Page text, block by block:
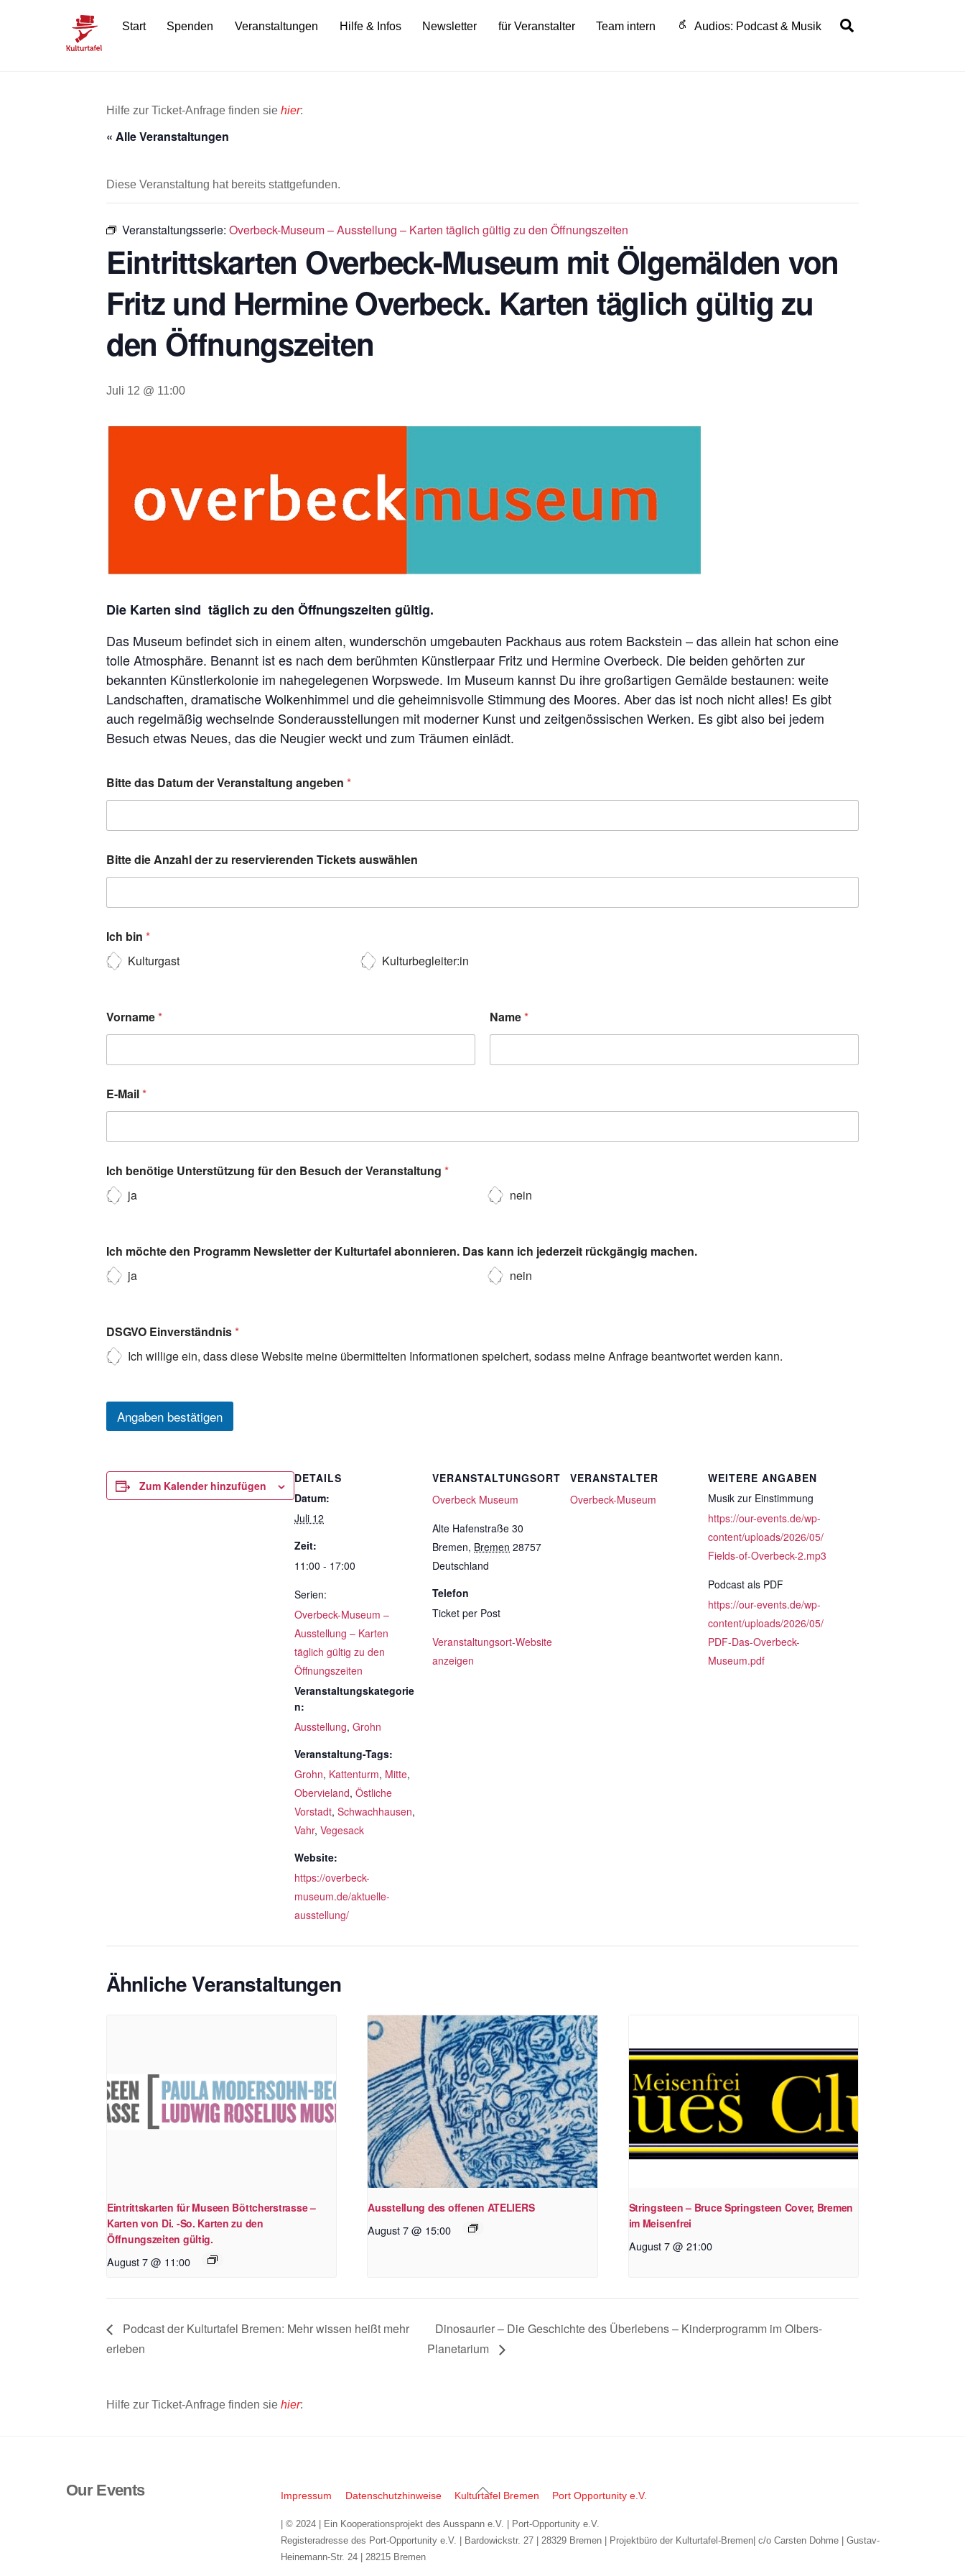
Start Spenden Veranstaltungen Hilfe & Infos Newsletter für Veranstalter Team intern Audios: Podcast & Musik
Hilfe zur Ticket-Anfrage finden sie hier:
« Alle Veranstaltungen
Diese Veranstaltung hat bereits stattgefunden.
Veranstaltungsserie: Overbeck-Museum – Ausstellung – Karten täglich gültig zu den Öffnungszeiten
Eintrittskarten Overbeck-Museum mit Ölgemälden von
Fritz und Hermine Overbeck. Karten täglich gültig zu
den Öffnungszeiten
Juli 12 @ 11:00
Die Karten sind täglich zu den Öffnungszeiten gültig.
Das Museum befindet sich in einem alten, wunderschön umgebauten Packhaus aus rotem Backstein – das allein hat schon eine
tolle Atmosphäre. Benannt ist es nach dem berühmten Künstlerpaar Fritz und Hermine Overbeck. Die beiden gehörten zur
bekannten Künstlerkolonie im nahegelegenen Worpswede. Im Museum kannst Du ihre großartigen Gemälde bestaunen: weite
Landschaften, dramatische Wolkenhimmel und die geheimnisvolle Stimmung des Moores. Aber das ist noch nicht alles! Es gibt
auch regelmäßig wechselnde Sonderausstellungen mit moderner Kunst und zeitgenössischen Werken. Es gibt also bei jedem
Besuch etwas Neues, das die Neugier weckt und zum Träumen einlädt.
Bitte das Datum der Veranstaltung angeben *
Bitte die Anzahl der zu reservierenden Tickets auswählen
Ich bin *
Kulturgast
Kulturbegleiter:in
Vorname* Name*
E-Mail*
Ich benötige Unterstützung für den Besuch der Veranstaltung *
ja
nein
Ich möchte den Programm Newsletter der Kulturtafel abonnieren. Das kann ich jederzeit rückgängig machen.
ja
nein
DSGVO Einverständnis*
Ich willige ein, dass diese Website meine übermittelten Informationen speichert, sodass meine Anfrage beantwortet werden kann.
Angaben bestätigen
Zum Kalender hinzufügen
DETAILS
Datum:
Juli 12
Zeit:
11:00 - 17:00
Serien:
Overbeck-Museum –
Ausstellung – Karten
täglich gültig zu den
Öffnungszeiten
Veranstaltungskategorie
n:
Ausstellung, Grohn
Veranstaltung-Tags:
Grohn, Kattenturm, Mitte,
Obervieland, Östliche
Vorstadt, Schwachhausen,
Vahr, Vegesack
Website:
https://overbeck-
museum.de/aktuelle-
ausstellung/
VERANSTALTUNGSORT
Overbeck Museum
Alte Hafenstraße 30
Bremen, Bremen 28757
Deutschland
Telefon
Ticket per Post
Veranstaltungsort-Website
anzeigen
VERANSTALTER
Overbeck-Museum
WEITERE ANGABEN
Musik zur Einstimmung
https://our-events.de/wp-
content/uploads/2026/05/
Fields-of-Overbeck-2.mp3
Podcast als PDF
https://our-events.de/wp-
content/uploads/2026/05/
PDF-Das-Overbeck-
Museum.pdf
Ähnliche Veranstaltungen
Eintrittskarten für Museen Böttcherstrasse –
Karten von Di. -So. Karten zu den
Öffnungszeiten gültig.
August 7 @ 11:00
Ausstellung des offenen ATELIERS
August 7 @ 15:00
Stringsteen – Bruce Springsteen Cover, Bremen
im Meisenfrei
August 7 @ 21:00
Podcast der Kulturtafel Bremen: Mehr wissen heißt mehr
erleben
Dinosaurier – Die Geschichte des Überlebens – Kinderprogramm im Olbers-
Planetarium
Hilfe zur Ticket-Anfrage finden sie hier:
Back
Top
Our Events Impressum Datenschutzhinweise Kulturtafel Bremen Port Opportunity e.V.
| © 2024 | Ein Kooperationsprojekt des Ausspann e.V. | Port-Opportunity e.V.
Registeradresse des Port-Opportunity e.V. | Bardowickstr. 27 | 28329 Bremen | Projektbüro der Kulturtafel-Bremen| c/o Carsten Dohme | Gustav-
Heinemann-Str. 24 | 28215 Bremen